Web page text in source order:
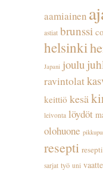
aamiainen
astiat brunssi
helsinki
Japani joulu
ravintolat
keittiö kesä
leivonta löydöt
olohuone
resepti
sarjat työ uni